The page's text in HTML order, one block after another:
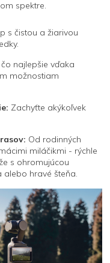
spektre.
s čistou a žiarivou
najlepšie vďaka
možnostiam
Zachyťte akýkoľvek
Od rodinných
miláčikmi - rýchle
s ohromujúcou
hravé šteňa.